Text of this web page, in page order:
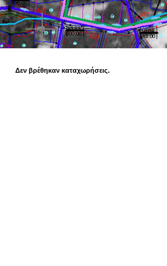
Δεν βρέθηκαν καταχωρήσεις.